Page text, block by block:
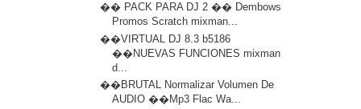
�� PACK PARA DJ 2 �� Dembows
Promos Scratch mixman...
��VIRTUAL DJ 8.3 b5186
��NUEVAS FUNCIONES mixman
d...
��BRUTAL Normalizar Volumen De
AUDIO ��Mp3 Flac Wa...